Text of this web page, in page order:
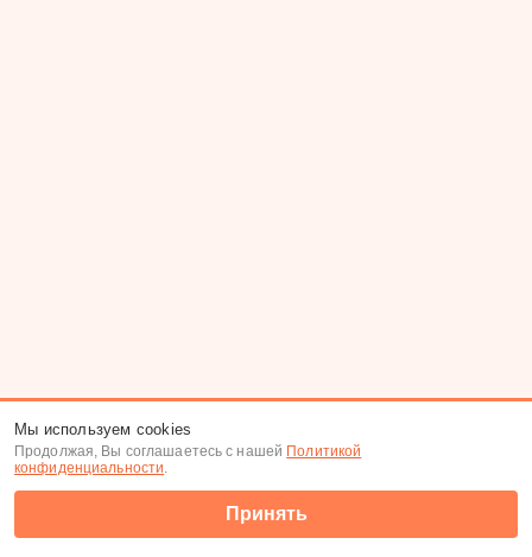
Мы используем cookies
Продолжая, Вы соглашаетесь с нашей Политикой
конфиденциальности.
Принять